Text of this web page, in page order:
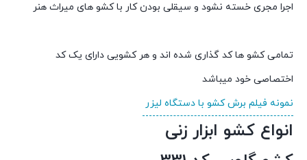
اجرا مجری خسته نشود و سیقلی بودن کار با کشو های میراث هنر
تمامی کشو ها کد گذاری شده اند و هر کشویی دارای یک کد
اختصاصی خود میباشد
نمونه فیلم برش کشو با دستگاه لیزر
انواع کشو ابزار زنی